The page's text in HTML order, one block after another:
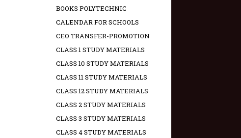
BOOKS POLYTECHNIC
CALENDAR FOR SCHOOLS
CEO TRANSFER-PROMOTION
CLASS 1 STUDY MATERIALS
CLASS 10 STUDY MATERIALS
CLASS 11 STUDY MATERIALS
CLASS 12 STUDY MATERIALS
CLASS 2 STUDY MATERIALS
CLASS 3 STUDY MATERIALS
CLASS 4 STUDY MATERIALS